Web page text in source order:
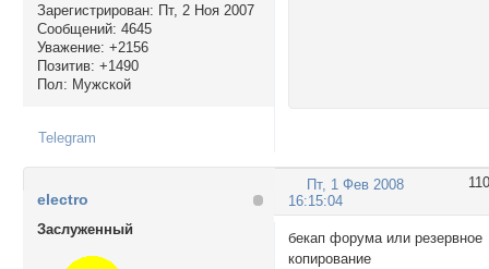
Зарегистрирован: Пт, 2 Ноя 2007
Сообщений: 4645
Уважение: +2156
Позитив: +1490
Пол: Мужской
Telegram
110
Пт, 1 Фев 2008
16:15:04
electro
Заслуженный
бекап форума или резервное
копирование